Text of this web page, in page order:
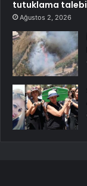
tutuklama talebi
Ağustos 2, 2026